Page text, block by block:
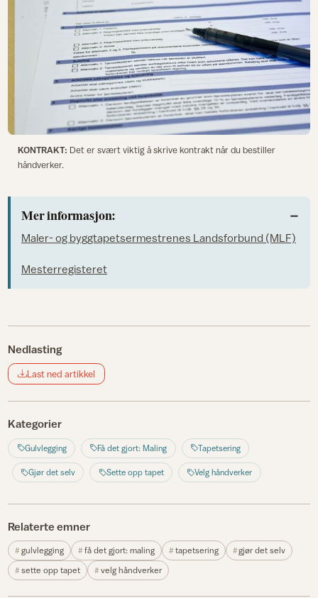
KONTRAKT: Det er svært viktig å skrive kontrakt når du bestiller
håndverker.
Mer informasjon:
Maler- og byggtapetsermestrenes Landsforbund (MLF)
Mesterregisteret
Nedlasting
Last ned artikkel
Kategorier
Gulvlegging Få det gjort: Maling Tapetsering
Gjør det selv Sette opp tapet Velg håndverker
Relaterte emner
gulvlegging få det gjort: maling tapetsering
gjør det selv
sette opp tapet
velg håndverker